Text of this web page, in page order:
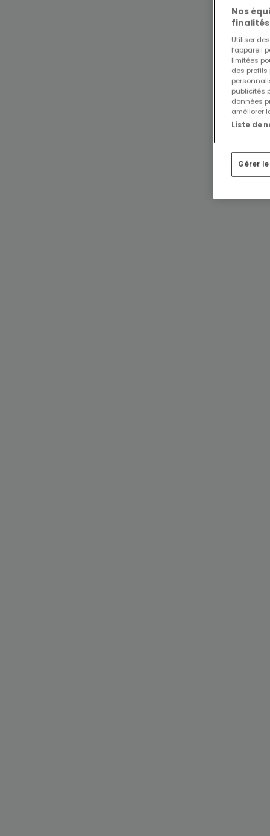
Nos
Utiliser
l’appareil
limitées
des
publicités
données
améliorer
Liste de
Gérer